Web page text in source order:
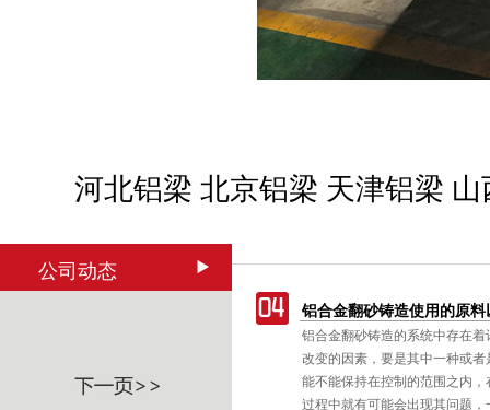
河北铝梁 北京铝梁 天津铝梁 山
公司动态
机械工具设备上，以减低振动对操
铝合金翻砂铸造使用的原料
质
铝合金翻砂铸造的系统中存在着
改变的因素，要是其中一种或者
能不能保持在控制的范围之内，
过程中就有可能会出现其问题，